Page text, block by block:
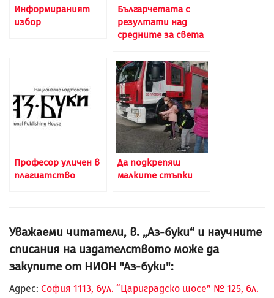
Информираният
избор
Българчетата с
резултати над
средните за света
Професор уличен в
плагиатство
Да подкрепяш
малките стъпки
Уважаеми читатели, в. „Аз-буки“ и научните
списания на издателството може да
закупите от НИОН "Аз-буки":
Адрес: София 1113, бул. “Цариградско шосе” № 125, бл.